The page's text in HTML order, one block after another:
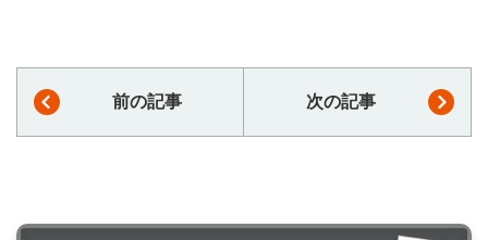
前の記事 次の記事